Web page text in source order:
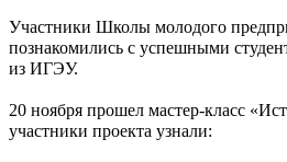
Участники Школы молодого
познакомились с успешными
из ИГЭУ.
20 ноября прошел мастер-класс
участники проекта узнали: